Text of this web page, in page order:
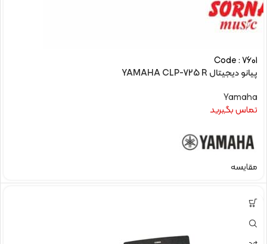
Code : 7601
پیانو دیجیتال YAMAHA CLP-725 R
Yamaha
تماس بگیرید
مقایسه